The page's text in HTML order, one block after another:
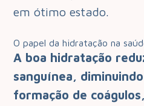
em ótimo estado.
O papel da hidratação na
A boa hidratação
sanguínea,
formação de